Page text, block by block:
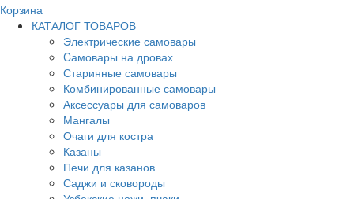
Корзина
КАТАЛОГ ТОВАРОВ
Электрические самовары
Cамовары на дровах
Старинные самовары
Комбинированные самовары
Аксессуары для самоваров
Мангалы
Очаги для костра
Казаны
Печи для казанов
Саджи и сковороды